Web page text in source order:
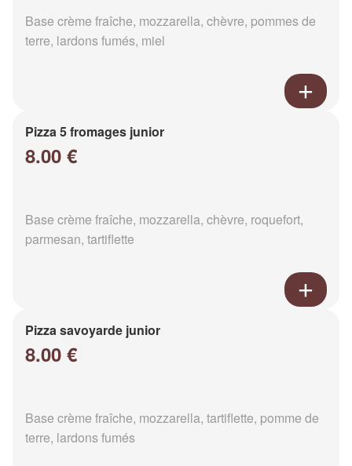
Base crème fraîche, mozzarella, chèvre, pommes de
terre, lardons fumés, miel
Pizza 5 fromages junior
8.00 €
Base crème fraîche, mozzarella, chèvre, roquefort,
parmesan, tartiflette
Pizza savoyarde junior
8.00 €
Base crème fraîche, mozzarella, tartiflette, pomme de
terre, lardons fumés